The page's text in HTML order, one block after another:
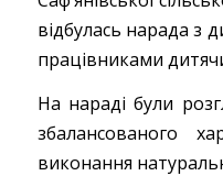
відбулась нарада з
працівниками
На нараді були
збалансованого
виконання